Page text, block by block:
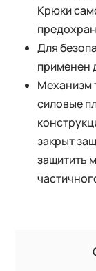
Крюки
Для
применен
Механизм
силовые
закрыт
защитить